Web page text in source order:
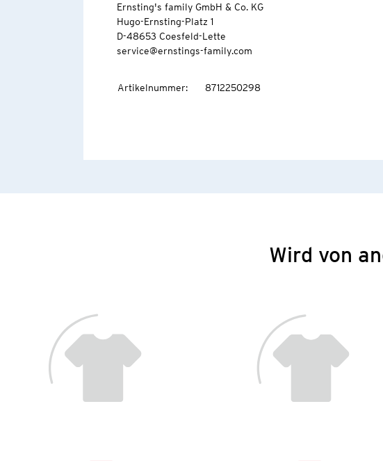
Ernsting's family GmbH & Co. KG
Hugo-Ernsting-Platz 1
D-48653 Coesfeld-Lette
service@ernstings-family.com
Artikelnummer: 8712250298
Wird von